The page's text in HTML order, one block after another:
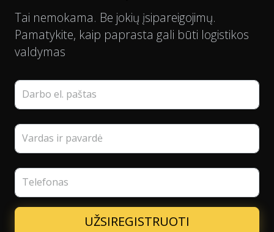
Tai nemokama. Be jokių įsipareigojimų.
Pamatykite, kaip paprasta gali būti logistikos
valdymas
Darbo el. paštas
Vardas ir pavardė
Telefonas